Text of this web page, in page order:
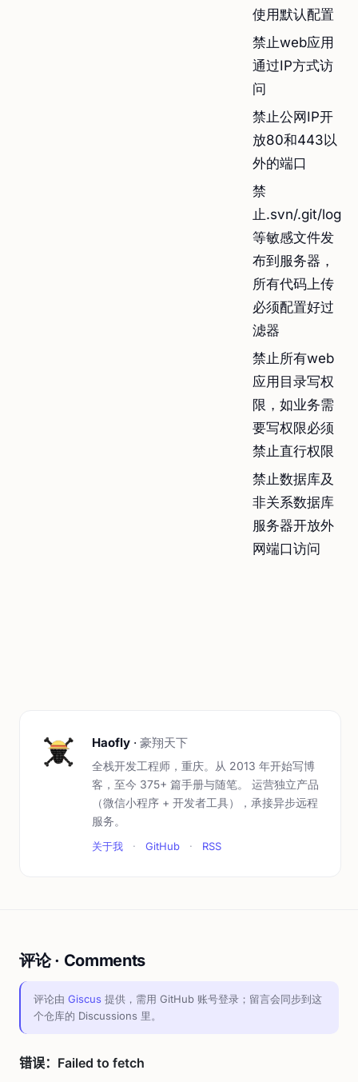
使用默认配置
禁止web应用
通过IP方式访
问
禁止公网IP开
放80和443以
外的端口
禁
止.svn/.git/log
等敏感文件发
布到服务器，
所有代码上传
必须配置好过
滤器
禁止所有web
应用目录写权
限，如业务需
要写权限必须
禁止直行权限
禁止数据库及
非关系数据库
服务器开放外
网端口访问
Haofly · 豪翔天下
全栈开发工程师，重庆。从 2013 年开始写博
客，至今 375+ 篇手册与随笔。 运营独立产品
（微信小程序 + 开发者工具），承接异步远程
服务。
关于我 · GitHub · RSS
评论 · Comments
评论由 Giscus 提供，需用 GitHub 账号登录；留言会同步到这
个仓库的 Discussions 里。